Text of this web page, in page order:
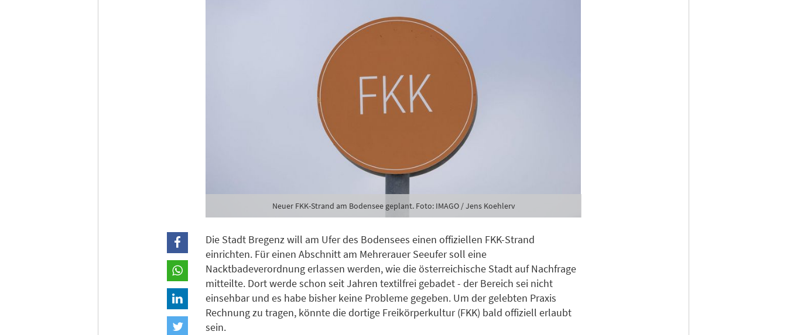
Neuer FKK-Strand am Bodensee geplant. Foto: IMAGO / Jens Koehlerv
Die Stadt Bregenz will am Ufer des Bodensees einen offiziellen FKK-Strand
einrichten. Für einen Abschnitt am Mehrerauer Seeufer soll eine
Nacktbadeverordnung erlassen werden, wie die österreichische Stadt auf Nachfrage
mitteilte. Dort werde schon seit Jahren textilfrei gebadet - der Bereich sei nicht
einsehbar und es habe bisher keine Probleme gegeben. Um der gelebten Praxis
Rechnung zu tragen, könnte die dortige Freikörperkultur (FKK) bald offiziell erlaubt
sein.